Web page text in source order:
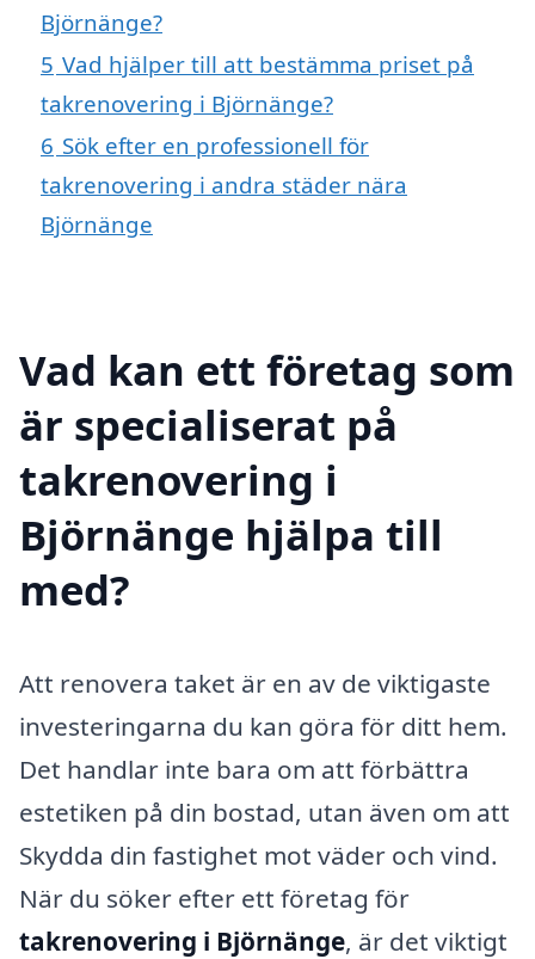
Björnänge?
5 Vad hjälper till att bestämma priset på
takrenovering i Björnänge?
6 Sök efter en professionell för
takrenovering i andra städer nära
Björnänge
Vad kan ett företag som
är specialiserat på
takrenovering i
Björnänge hjälpa till
med?
Att renovera taket är en av de viktigaste
investeringarna du kan göra för ditt hem.
Det handlar inte bara om att förbättra
estetiken på din bostad, utan även om att
Skydda din fastighet mot väder och vind.
När du söker efter ett företag för
takrenovering i Björnänge, är det viktigt